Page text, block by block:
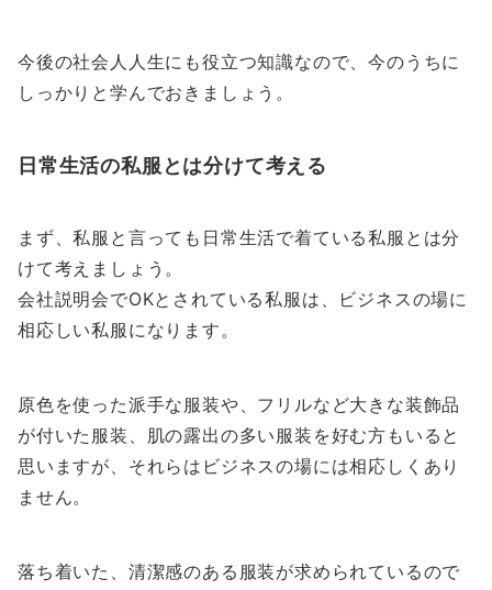
今後の社会人人生にも役立つ知識なので、今のうちに
しっかりと学んでおきましょう。
日常生活の私服とは分けて考える
まず、私服と言っても日常生活で着ている私服とは分
けて考えましょう。
会社説明会でOKとされている私服は、ビジネスの場に
相応しい私服になります。
原色を使った派手な服装や、フリルなど大きな装飾品
が付いた服装、肌の露出の多い服装を好む方もいると
思いますが、それらはビジネスの場には相応しくあり
ません。
落ち着いた、清潔感のある服装が求められているので